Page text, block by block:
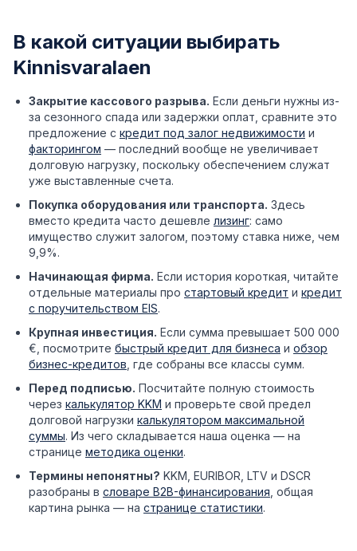
В какой ситуации выбирать
Kinnisvaralaen
Закрытие кассового разрыва. Если деньги нужны из-
за сезонного спада или задержки оплат, сравните это
предложение с кредит под залог недвижимости и
факторингом — последний вообще не увеличивает
долговую нагрузку, поскольку обеспечением служат
уже выставленные счета.
Покупка оборудования или транспорта. Здесь
вместо кредита часто дешевле лизинг: само
имущество служит залогом, поэтому ставка ниже, чем
9,9%.
Начинающая фирма. Если история короткая, читайте
отдельные материалы про стартовый кредит и кредит
с поручительством EIS.
Крупная инвестиция. Если сумма превышает 500 000
€, посмотрите быстрый кредит для бизнеса и обзор
бизнес-кредитов , где собраны все классы сумм.
Перед подписью. Посчитайте полную стоимость
через калькулятор KKM и проверьте свой предел
долговой нагрузки калькулятором максимальной
суммы. Из чего складывается наша оценка — на
странице методика оценки.
Термины непонятны? KKM, EURIBOR, LTV и DSCR
разобраны в словаре B2B-финансирования , общая
картина рынка — на странице статистики.